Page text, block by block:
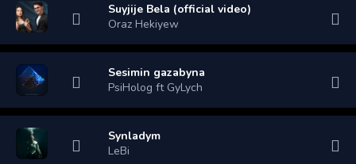
Suyjije Bela (official video)
Oraz Hekiyew
Sesimin gazabyna
PsiHolog ft GyLych
Synladym
LeBi